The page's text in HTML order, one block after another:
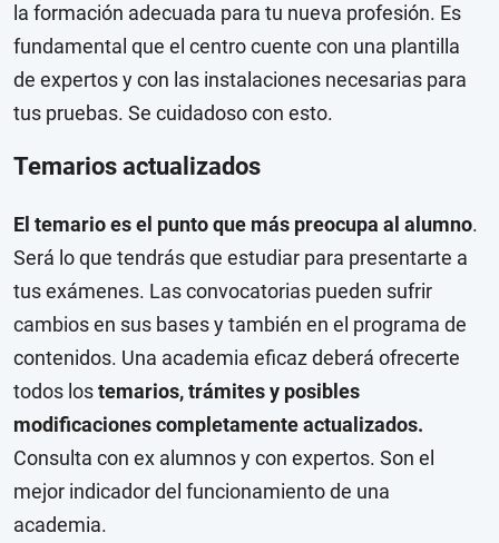
la formación adecuada para tu nueva profesión. Es
fundamental que el centro cuente con una plantilla
de expertos y con las instalaciones necesarias para
tus pruebas. Se cuidadoso con esto.
Temarios actualizados
El temario es el punto que más preocupa al alumno.
Será lo que tendrás que estudiar para presentarte a
tus exámenes. Las convocatorias pueden sufrir
cambios en sus bases y también en el programa de
contenidos. Una academia eficaz deberá ofrecerte
todos lostemarios, trámites y posibles
modificaciones completamente actualizados.
Consulta con ex alumnos y con expertos. Son el
mejor indicador del funcionamiento de una
academia.